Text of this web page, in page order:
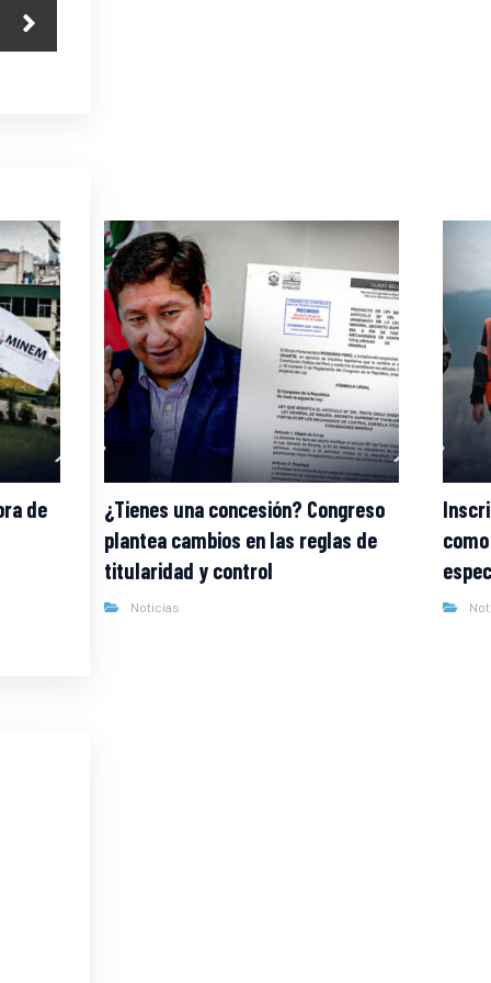
de
¿Tienes una concesión? Congreso
plantea cambios en las reglas de
titularidad y control
Noticias